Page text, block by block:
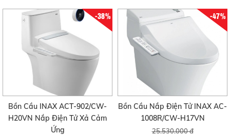
-38%
Bồn Cầu INAX ACT-902/CW-
H20VN Nắp Điện Tử Xả Cảm
Ứng
-47%
Bồn Cầu Nắp Điện Tử INAX AC-
1008R/CW-H17VN
25.530.000 đ